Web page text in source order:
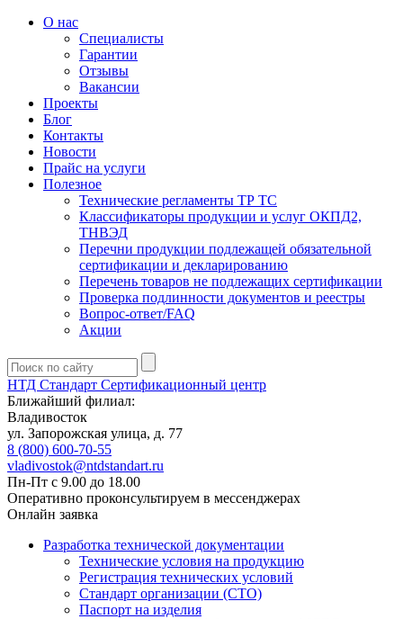
О нас
Специалисты
Гарантии
Отзывы
Вакансии
Проекты
Блог
Контакты
Новости
Прайс на услуги
Полезное
Технические регламенты ТР ТС
Классификаторы продукции и услуг ОКПД2,
ТНВЭД
Перечни продукции подлежащей обязательной
сертификации и декларированию
Перечень товаров не подлежащих сертификации
Проверка подлинности документов и реестры
Вопрос-ответ/FAQ
Акции
НТД Стандарт Сертификационный центр
Ближайший филиал:
Владивосток
ул. Запорожская улица, д. 77
8 (800) 600-70-55
vladivostok@ntdstandart.ru
Пн-Пт с 9.00 до 18.00
Оперативно проконсультируем в мессенджерах
Онлайн заявка
Разработка технической документации
Технические условия на продукцию
Регистрация технических условий
Стандарт организации (СТО)
Паспорт на изделия